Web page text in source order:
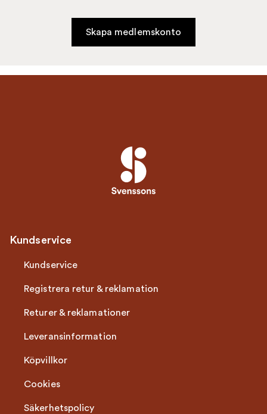
Skapa medlemskonto
Kundservice
Kundservice
Registrera retur & reklamation
Returer & reklamationer
Leveransinformation
Köpvillkor
Cookies
Säkerhetspolicy